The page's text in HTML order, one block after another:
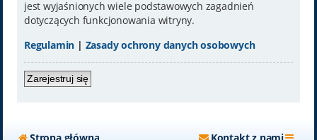
jest wyjaśnionych wiele podstawowych zagadnień
dotyczących funkcjonowania witryny.
Regulamin | Zasady ochrony danych osobowych
Zarejestruj się
Strona główna Kontakt z nami